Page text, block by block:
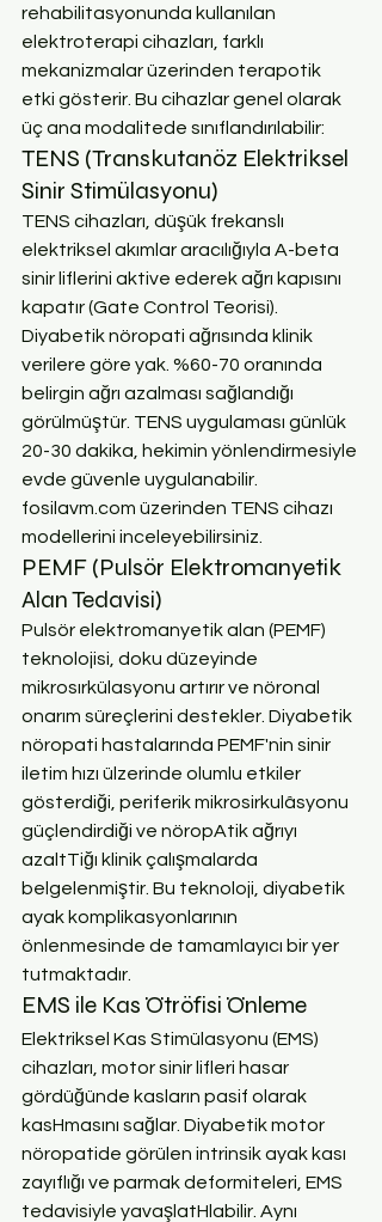
rehabilitasyonunda kullanılan
elektroterapi cihazları, farklı
mekanizmalar üzerinden terapotik
etki gösterir. Bu cihazlar genel olarak
üç ana modalitede sınıflandırılabilir:
TENS (Transkutanöz Elektriksel
Sinir Stimülasyonu)
TENS cihazları, düşük frekanslı
elektriksel akımlar aracılığıyla A-beta
sinir liflerini aktive ederek ağrı kapısını
kapatır (Gate Control Teorisi).
Diyabetik nöropati ağrısında klinik
verilere göre yak. %60-70 oranında
belirgin ağrı azalması sağlandığı
görülmüştür. TENS uygulaması günlük
20-30 dakika, hekimin yönlendirmesiyle
evde güvenle uygulanabilir.
fosilavm.com üzerinden TENS cihazı
modellerini inceleyebilirsiniz.
PEMF (Pulsör Elektromanyetik
Alan Tedavisi)
Pulsör elektromanyetik alan (PEMF)
teknolojisi, doku düzeyinde
mikrosırkülasyonu artırır ve nöronal
onarım süreçlerini destekler. Diyabetik
nöropati hastalarında PEMF'nin sinir
iletim hızı ülzerinde olumlu etkiler
gösterdiği, periferik mikrosirkulâsyonu
güçlendirdiği ve nöropAtik ağrıyı
azaltTiğı klinik çalışmalarda
belgelenmiştir. Bu teknoloji, diyabetik
ayak komplikasyonlarının
önlenmesinde de tamamlayıcı bir yer
tutmaktadır.
EMS ile Kas Ötröfisi Önleme
Elektriksel Kas Stimülasyonu (EMS)
cihazları, motor sinir lifleri hasar
gördüğünde kasların pasif olarak
kasHmasını sağlar. Diyabetik motor
nöropatide görülen intrinsik ayak kası
zayıflığı ve parmak deformiteleri, EMS
tedavisiyle yavaşlatHlabilir. Aynı